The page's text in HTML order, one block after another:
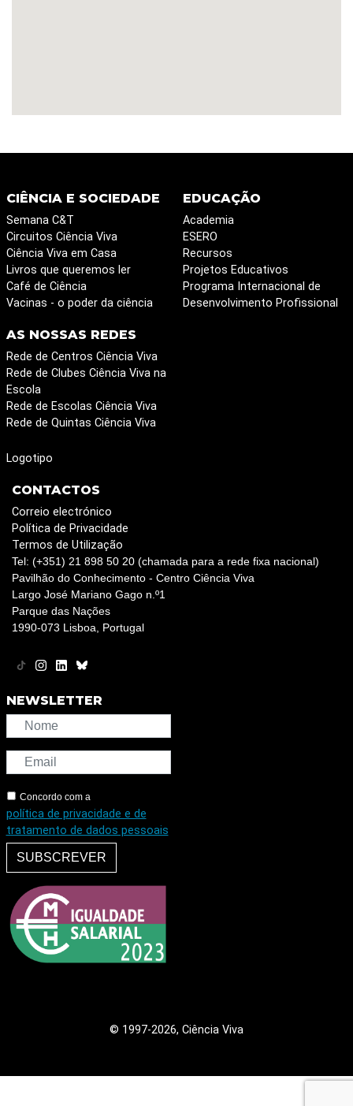
CIÊNCIA E SOCIEDADE
Semana C&T
Circuitos Ciência Viva
Ciência Viva em Casa
Livros que queremos ler
Café de Ciência
Vacinas - o poder da ciência
EDUCAÇÃO
Academia
ESERO
Recursos
Projetos Educativos
Programa Internacional de
Desenvolvimento Profissional
AS NOSSAS REDES
Rede de Centros Ciência Viva
Rede de Clubes Ciência Viva na
Escola
Rede de Escolas Ciência Viva
Rede de Quintas Ciência Viva
Logotipo
CONTACTOS
Correio electrónico
Política de Privacidade
Termos de Utilização
Tel: (+351) 21 898 50 20 (chamada para a rede fixa nacional)
Pavilhão do Conhecimento - Centro Ciência Viva
Largo José Mariano Gago n.º1
Parque das Nações
1990-073 Lisboa, Portugal
NEWSLETTER
Concordo com a
política de privacidade e de
tratamento de dados pessoais
SUBSCREVER
© 1997-2026, Ciência Viva